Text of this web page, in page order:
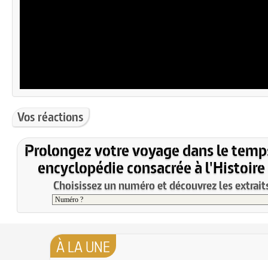
Vos réactions
Prolongez votre voyage dans le
encyclopédie consacrée à l'Histoire
Choisissez un numéro et découvrez les
À LA UNE